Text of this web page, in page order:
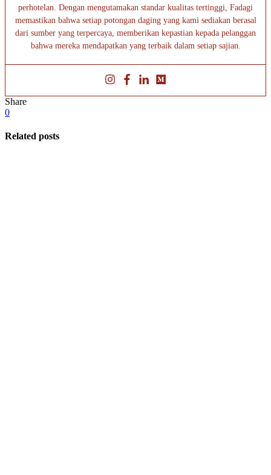
perhotelan. Dengan mengutamakan standar kualitas tertinggi, Fadagi
memastikan bahwa setiap potongan daging yang kami sediakan berasal
dari sumber yang terpercaya, memberikan kepastian kepada pelanggan
bahwa mereka mendapatkan yang terbaik dalam setiap sajian.
Share
0
Related posts